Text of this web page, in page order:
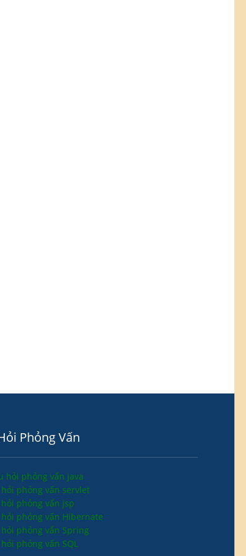
Phỏng Vấn
hỏi phỏng vấn java
hỏi phỏng vấn servlet
phỏng vấn jsp
hỏi phỏng vấn Hibernate
phỏng vấn Spring
phỏng vấn SQL